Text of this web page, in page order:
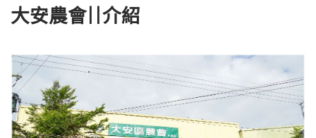
大安農會||介紹